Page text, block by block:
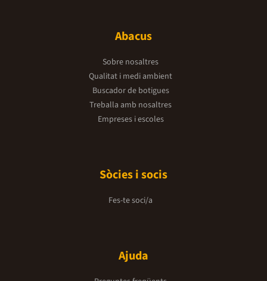
Abacus
Sobre nosaltres
Qualitat i medi ambient
Buscador de botigues
Treballa amb nosaltres
Empreses i escoles
Sòcies i socis
Fes-te soci/a
Ajuda